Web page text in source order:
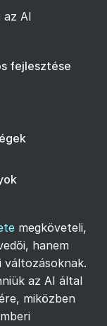
AI
fejlesztése
megköveteli,
hanem
változásoknak.
az AI által
miközben